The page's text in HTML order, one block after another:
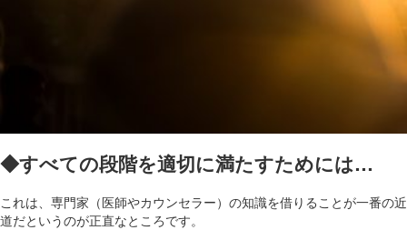
◆すべての段階を適切に満たすためには…
これは、専門家（医師やカウンセラー）の知識を借りることが一番の近
道だというのが正直なところです。